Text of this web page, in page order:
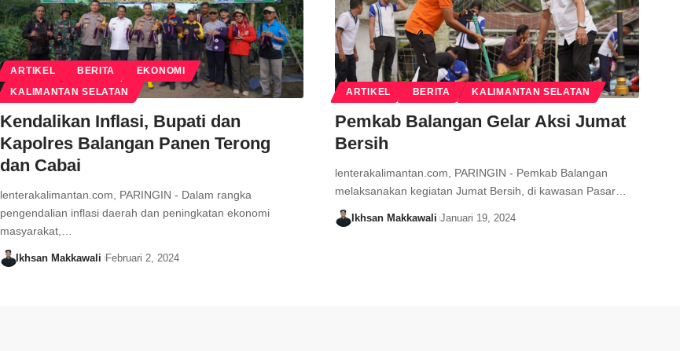
ARTIKEL BERITA EKONOMI
KALIMANTAN SELATAN
Kendalikan Inflasi, Bupati dan
Kapolres Balangan Panen Terong
dan Cabai
lenterakalimantan.com, PARINGIN - Dalam rangka
pengendalian inflasi daerah dan peningkatan ekonomi
masyarakat,…
Ikhsan Makkawali Februari 2, 2024
ARTIKEL BERITA KALIMANTAN SELATAN
Pemkab Balangan Gelar Aksi Jumat
Bersih
lenterakalimantan.com, PARINGIN - Pemkab Balangan
melaksanakan kegiatan Jumat Bersih, di kawasan Pasar…
Ikhsan Makkawali Januari 19, 2024